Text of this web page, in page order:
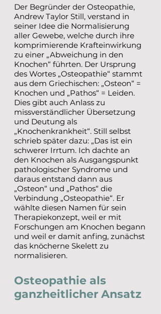
Der Begründer der Osteopathie,
Andrew Taylor Still, verstand in
seiner Idee die Normalisierung
aller Gewebe, welche durch ihre
komprimierende Krafteinwirkung
zu einer „Abweichung in den
Knochen“ führten. Der Ursprung
des Wortes „Osteopathie“ stammt
aus dem Griechischen: „Osteon“ =
Knochen und „Pathos“ = Leiden.
Dies gibt auch Anlass zu
missverständlicher Übersetzung
und Deutung als
„Knochenkrankheit“. Still selbst
schrieb später dazu: „Das ist ein
schwerer Irrtum. Ich dachte an
den Knochen als Ausgangspunkt
pathologischer Syndrome und
daraus entstand dann aus
„Osteon“ und „Pathos“ die
Verbindung „Osteopathie“. Er
wählte diesen Namen für sein
Therapiekonzept, weil er mit
Forschungen am Knochen begann
und weil er damit anfing, zunächst
das knöcherne Skelett zu
normalisieren.
Osteopathie als
ganzheitlicher Ansatz